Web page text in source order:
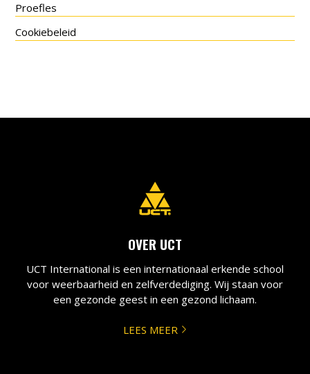
Proefles
Cookiebeleid
OVER UCT
UCT International is een internationaal erkende school
voor weerbaarheid en zelfverdediging. Wij staan voor
een gezonde geest in een gezond lichaam.
LEES MEER